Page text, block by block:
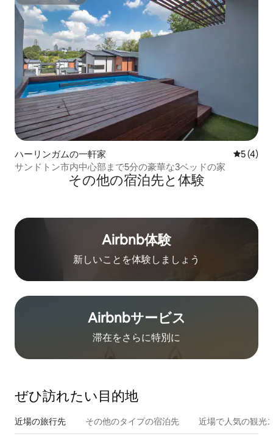
ハーリンガムの一軒家 レビュー
5 (4)
サンドトン市内中心部まで5分の豪華な3ベッドの家
その他の宿⁠泊⁠先と体⁠験
Airbnb体験
新しいことを体験しましょう
Airbnb⁠サ⁠ー⁠ビ⁠ス
滞在をさ⁠ら⁠に特⁠別⁠に
ぜひ訪⁠れ⁠た⁠い目⁠的⁠地
近場の旅行先 その他のタ⁠イ⁠プ⁠の宿⁠泊⁠先 近場で人気の観光